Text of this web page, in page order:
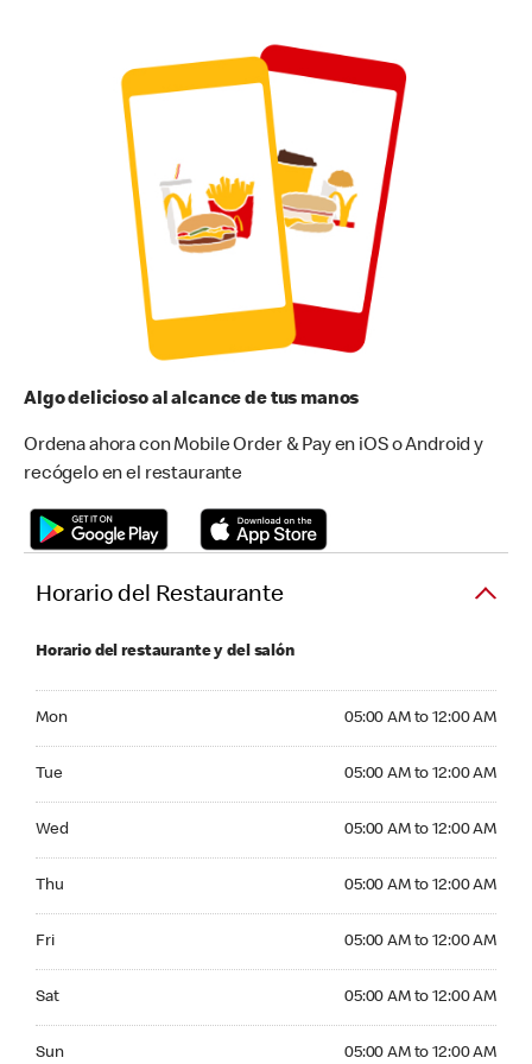
Algo delicioso al alcance de tus manos
Ordena ahora con Mobile Order & Pay en iOS o Android y
recógelo en el restaurante
Horario del Restaurante
Horario del restaurante y del salón
Mon 05:00 AM to 12:00 AM
Tue 05:00 AM to 12:00 AM
Wed 05:00 AM to 12:00 AM
Thu 05:00 AM to 12:00 AM
Fri 05:00 AM to 12:00 AM
Sat 05:00 AM to 12:00 AM
Sun 05:00 AM to 12:00 AM